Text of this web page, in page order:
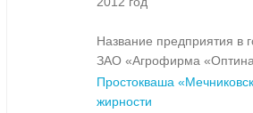
Название предприятия в
ЗАО «Агрофирма
Простокваша
жирности